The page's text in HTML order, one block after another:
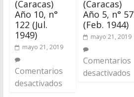
(Caracas)
Año 10, n°
122 (Jul.
1949)
mayo 21, 2019
Comentarios
desactivados
(Caracas)
Año 5, n° 57
(Feb. 1944)
mayo 21, 2019
Comentarios
desactivados